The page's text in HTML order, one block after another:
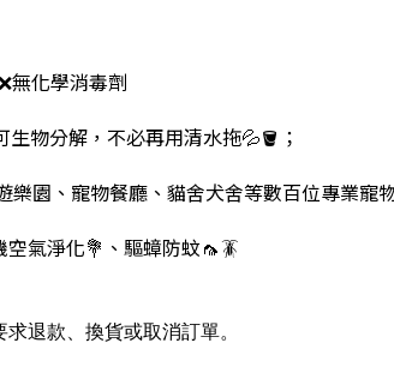
無化學消毒劑
物分解，不必再用清水拖💦🪣；
園、寵物餐廳、貓舍犬舍等數百位專業寵
氣淨化💐、驅蟑防蚊🦟🪳
退款、換貨或取消訂單。